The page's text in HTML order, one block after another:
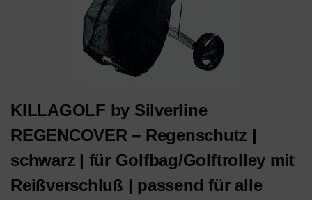
KILLAGOLF by Silverline
REGENCOVER – Regenschutz |
schwarz | für Golfbag/Golftrolley mit
Reißverschluß | passend für alle